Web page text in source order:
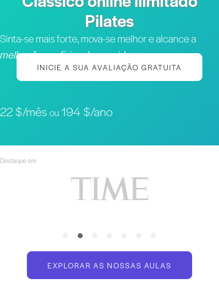
Pilates
Sinta-se mais forte, mova-se melhor e alcance a
melhor forma física da sua vida
INICIE A SUA AVALIAÇÃO GRATUITA
22 $/mêsou 194 $/ano
Destaque em
EXPLORAR AS NOSSAS AULAS